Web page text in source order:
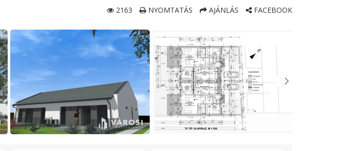
2163 NYOMTATÁS AJÁNLÁS FACEBOOK